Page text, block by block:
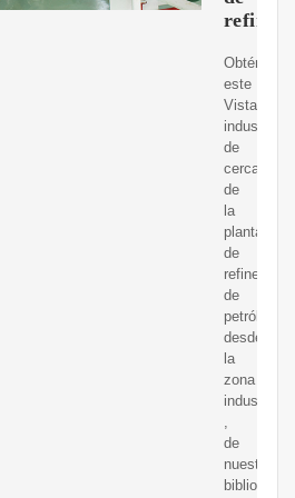
Obtén
este
Vista
industrial
de
cerca
de
la
planta
de
refinería
de
petróleo
desde
la
zona
industrial
de
nuestra
biblioteca